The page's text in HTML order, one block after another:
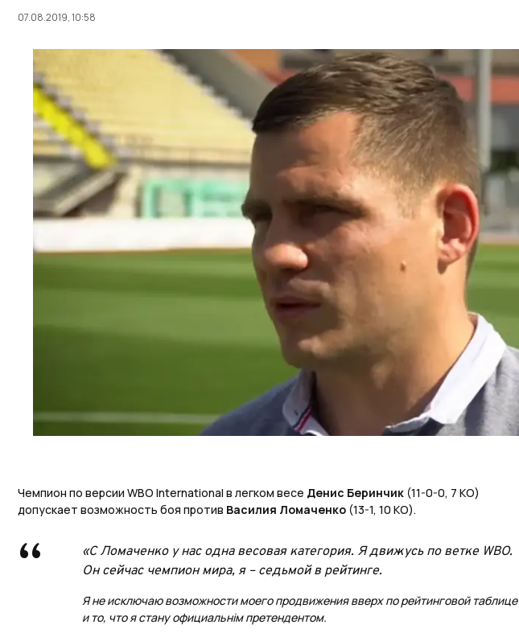
07.08.2019, 10:58
Чемпион по версии WBO International в легком весе Денис Беринчик (11-0-0, 7 KO)
допускает возможность боя против Василия Ломаченко (13-1, 10 КО).
«С Ломаченко у нас одна весовая категория. Я движусь по ветке WBO.
Он сейчас чемпион мира, я – седьмой в рейтинге.
Я не исключаю возможности моего продвижения вверх по рейтинговой таблице
и то, что я стану официальнім претендентом.